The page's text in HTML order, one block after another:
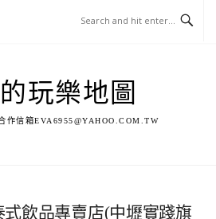
玩樂地圖
作信箱EVA6955@YAHOO.COM.TW
飲品專賣店(中壢實踐旗